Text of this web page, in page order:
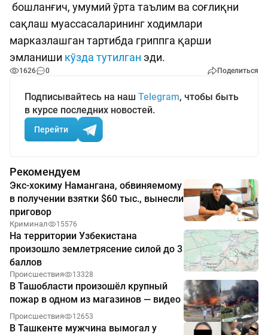
бошланғич, умумий ўрта таълим ва соғлиқни
сақлаш муассасаларининг ходимлари
марказлашган тартибда гриппга қарши
эмланиши кўзда тутилган эди.
1626 0 Поделиться
Подписывайтесь на наш Telegram, чтобы быть
в курсе последних новостей.
Перейти
Рекомендуем
Экс-хокиму Намангана, обвиняемому
в получении взятки $60 тыс., вынесли
приговор
Криминал 15576
На территории Узбекистана
произошло землетрясение силой до 3
баллов
Происшествия 13328
В Ташобласти произошёл крупный
пожар в одном из магазинов — видео
Происшествия 12653
В Ташкенте мужчина вымогал у